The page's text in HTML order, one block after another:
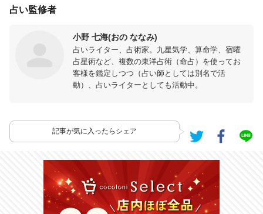
占い監修者
小野 七海(おの ななみ)
占いライター、占術家。九星気学、算命学、宿曜
占星術など、複数の東洋占術（命占）を使ってお
客様を鑑定しつつ（占い師としては別名で活
動）、占いライターとしても活動中。
記事が気に入ったらシェア